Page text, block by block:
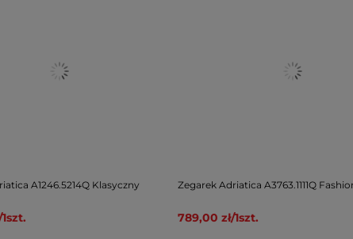
A1246.5214Q Klasyczny
1szt.
Zegarek Adriatica A3763.1111Q
789,00 zł/1szt.